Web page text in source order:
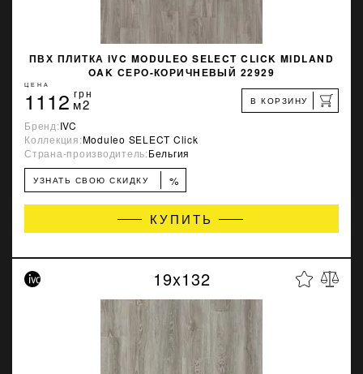
ПВХ ПЛИТКА IVC MODULEO SELECT CLICK MIDLAND
OAK СЕРО-КОРИЧНЕВЫЙ 22929
ЦЕНА
1112 грн
м2 В КОРЗИНУ
Бренд:IVC
Коллекция:Moduleo SELECT Click
Страна-производитель:Бельгия
УЗНАТЬ СВОЮ СКИДКУ %
КУПИТЬ
19x132